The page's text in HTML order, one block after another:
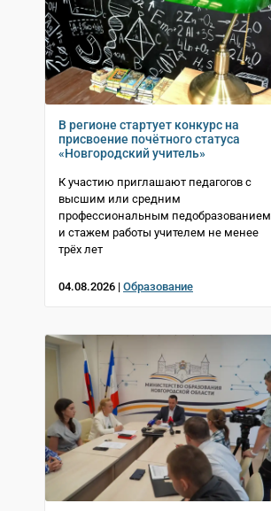
В регионе стартует конкурс на
присвоение почётного статуса
«Новгородский учитель»
К участию приглашают педагогов с
высшим или средним
профессиональным педобразованием
и стажем работы учителем не менее
трёх лет
04.08.2026 | Образование